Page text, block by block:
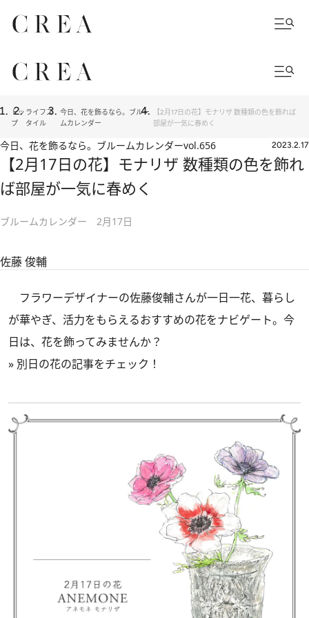
トッ
プ
ライフス
タイル
今日、花を飾るなら。ブルー
ムカレンダー
【2月17日の花】モナリザ 数種類の色を飾れば
部屋が一気に春めく
今日、花を飾るなら。ブルームカレンダーvol.656 2023.2.17
【2月17日の花】モナリザ 数種類の色を飾れ
ば部屋が一気に春めく
ブルームカレンダー 2月17日
佐藤 俊輔
フラワーデザイナーの佐藤俊輔さんが一日一花、暮らし
が華やぎ、活力をもらえるおすすめの花をナビゲート。今
日は、花を飾ってみませんか？
» 別日の花の記事をチェック！